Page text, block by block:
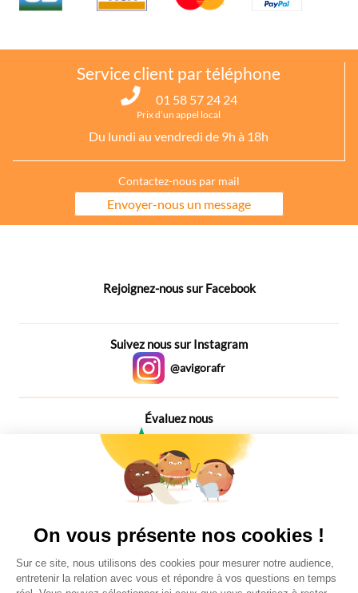
Service client par téléphone
01 58 57 24 24
Prix d’un appel local
Du lundi au vendredi de 9h à 18h
Contactez-nous par mail
Envoyer-nous un message
Rejoignez-nous sur Facebook
Suivez nous sur Instagram
@avigorafr
Évaluez nous
Plus de 650 Avis
On vous présente nos cookies !
Sur ce site, nous utilisons des cookies pour mesurer notre audience,
entretenir la relation avec vous et répondre à vos questions en temps